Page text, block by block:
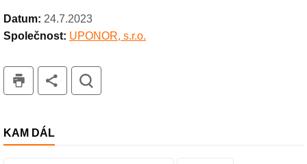
Datum: 24.7.2023
Společnost: UPONOR, s.r.o.
KAM DÁL